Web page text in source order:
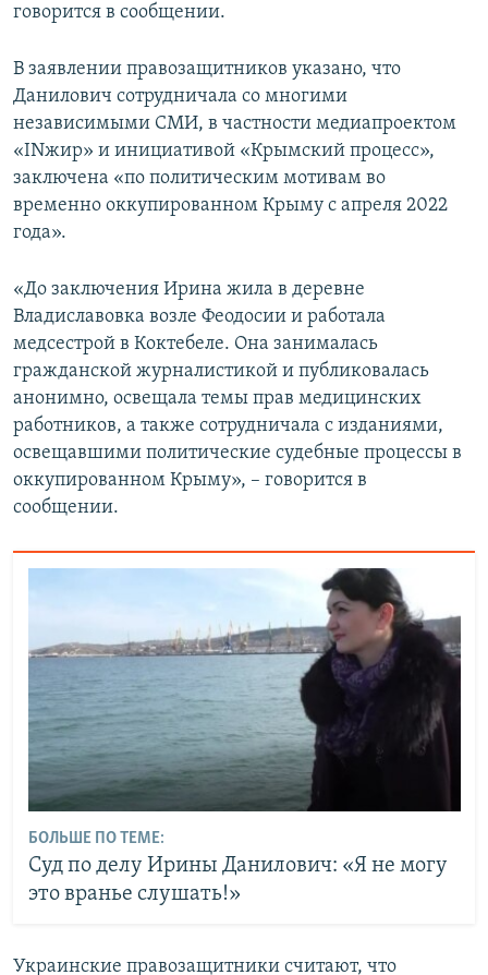
говорится в сообщении.
В заявлении правозащитников указано, что
Данилович сотрудничала со многими
независимыми СМИ, в частности медиапроектом
«INжир» и инициативой «Крымский процесс»,
заключена «по политическим мотивам во
временно оккупированном Крыму с апреля 2022
года».
«До заключения Ирина жила в деревне
Владиславовка возле Феодосии и работала
медсестрой в Коктебеле. Она занималась
гражданской журналистикой и публиковалась
анонимно, освещала темы прав медицинских
работников, а также сотрудничала с изданиями,
освещавшими политические судебные процессы в
оккупированном Крыму», – говорится в
сообщении.
БОЛЬШЕ ПО ТЕМЕ:
Суд по делу Ирины Данилович: «Я не могу
это вранье слушать!»
Украинские правозащитники считают, что